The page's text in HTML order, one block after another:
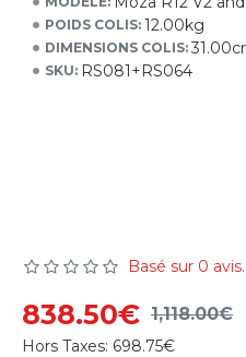
POIDS COLIS: 12.00kg
DIMENSIONS COLIS:
SKU: RS081+RS064
Basé sur 0 avis.
838.50€ 1,118.00€
Hors Taxes: 698.75€